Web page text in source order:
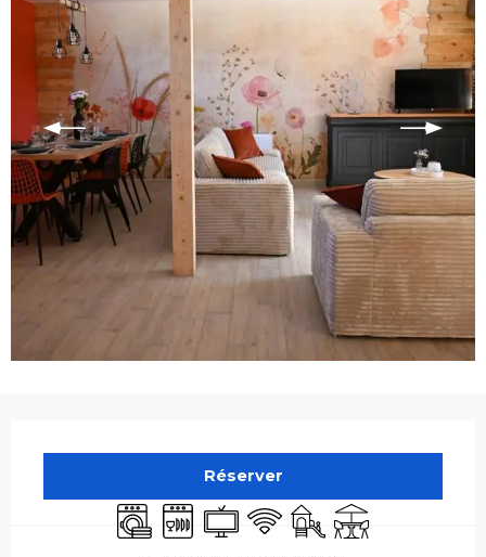
Réserver
Lave lingeLave vaisselle
Télévision
WiFi Jeux pour enfants /
Terrasse